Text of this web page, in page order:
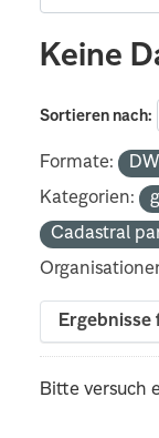
Keine
Sortieren nach
Formate:
Kategorien:
Cadastral
Ergebnisse
Bitte versuch